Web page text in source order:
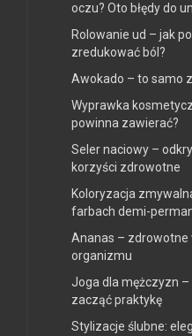
oczu? Oto błędy do
Rolowanie ud – jak
zredukować ból?
Awokado – to samo
Wyprawka
powinna zawierać?
Seler naciowy –
korzyści zdrowotne
Koloryzacja
farbach demi-
Ananas – zdrowotne
organizmu
Joga dla mężczyzn
zacząć praktykę
Stylizacje ślubne: